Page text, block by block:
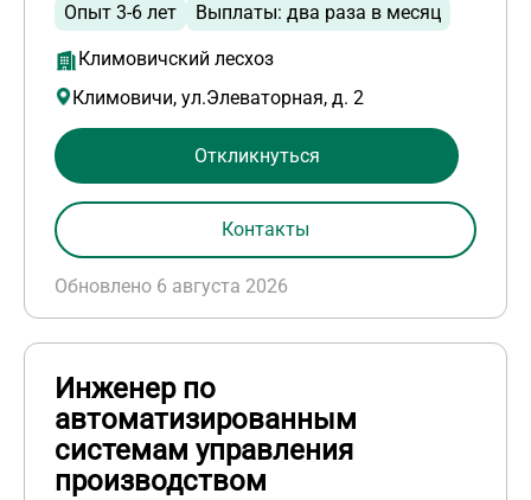
Опыт 3-6 лет Выплаты: два раза в месяц
Климовичский лесхоз
Климовичи, ул.Элеваторная, д. 2
Обновлено 6 августа 2026
Откликнуться
Контакты
Инженер по
автоматизированным
системам управления
производством